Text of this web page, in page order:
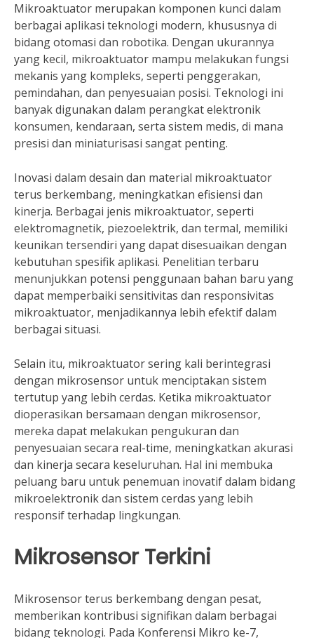
Mikroaktuator merupakan komponen kunci dalam
berbagai aplikasi teknologi modern, khususnya di
bidang otomasi dan robotika. Dengan ukurannya
yang kecil, mikroaktuator mampu melakukan fungsi
mekanis yang kompleks, seperti penggerakan,
pemindahan, dan penyesuaian posisi. Teknologi ini
banyak digunakan dalam perangkat elektronik
konsumen, kendaraan, serta sistem medis, di mana
presisi dan miniaturisasi sangat penting.
Inovasi dalam desain dan material mikroaktuator
terus berkembang, meningkatkan efisiensi dan
kinerja. Berbagai jenis mikroaktuator, seperti
elektromagnetik, piezoelektrik, dan termal, memiliki
keunikan tersendiri yang dapat disesuaikan dengan
kebutuhan spesifik aplikasi. Penelitian terbaru
menunjukkan potensi penggunaan bahan baru yang
dapat memperbaiki sensitivitas dan responsivitas
mikroaktuator, menjadikannya lebih efektif dalam
berbagai situasi.
Selain itu, mikroaktuator sering kali berintegrasi
dengan mikrosensor untuk menciptakan sistem
tertutup yang lebih cerdas. Ketika mikroaktuator
dioperasikan bersamaan dengan mikrosensor,
mereka dapat melakukan pengukuran dan
penyesuaian secara real-time, meningkatkan akurasi
dan kinerja secara keseluruhan. Hal ini membuka
peluang baru untuk penemuan inovatif dalam bidang
mikroelektronik dan sistem cerdas yang lebih
responsif terhadap lingkungan.
Mikrosensor Terkini
Mikrosensor terus berkembang dengan pesat,
memberikan kontribusi signifikan dalam berbagai
bidang teknologi. Pada Konferensi Mikro ke-7,